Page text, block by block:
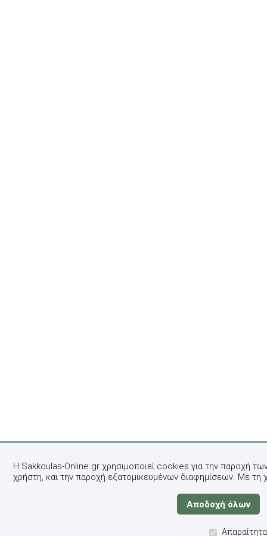
Η Sakkoulas-Online.gr χρησιμοποιεί cookies για την παροχή
χρήστη, και την παροχή εξατομικευμένων διαφημίσεων. Με